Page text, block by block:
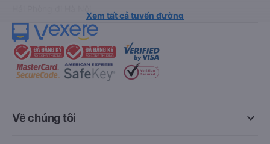
Xem tất cả tuyến đường
keyboard_arrow_down
Về chúng tôi